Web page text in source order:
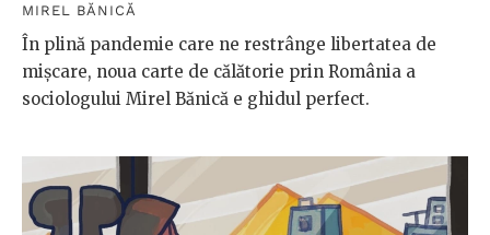
MIREL BĂNICĂ
În plină pandemie care ne restrânge libertatea de
mișcare, noua carte de călătorie prin România a
sociologului Mirel Bănică e ghidul perfect.